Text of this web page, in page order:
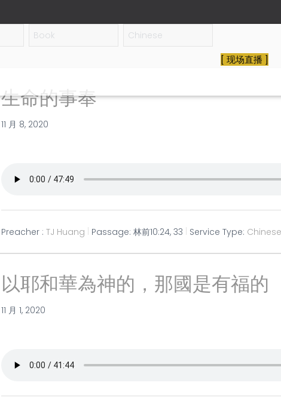
[ 现场直播 ]
生命的事奉
11 月 8, 2020
Preacher : TJ Huang Passage: 林前10:24, 33 Service Type: Chinese
以耶和華為神的，那國是有福的
11 月 1, 2020